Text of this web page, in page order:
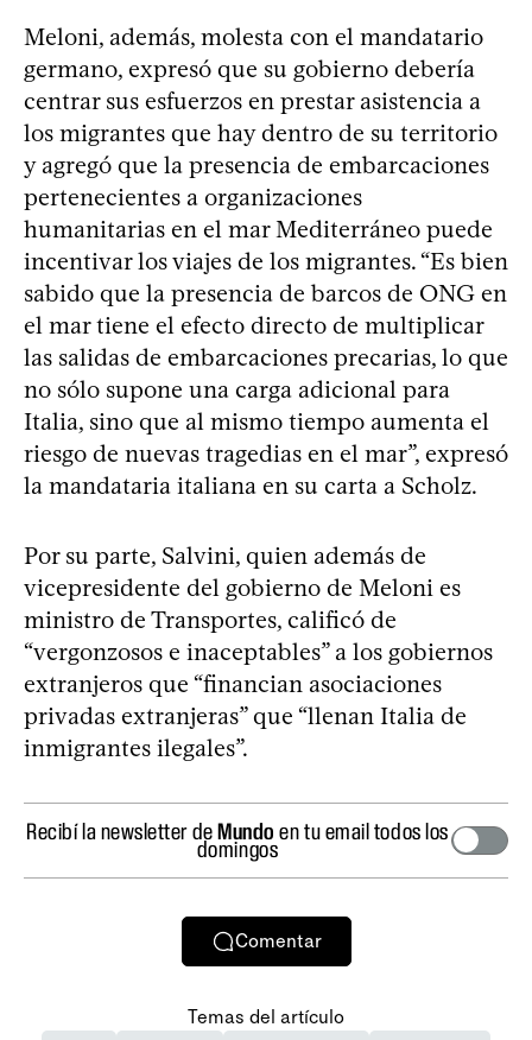
Meloni, además, molesta con el mandatario
germano, expresó que su gobierno debería
centrar sus esfuerzos en prestar asistencia a
los migrantes que hay dentro de su territorio
y agregó que la presencia de embarcaciones
pertenecientes a organizaciones
humanitarias en el mar Mediterráneo puede
incentivar los viajes de los migrantes. “Es bien
sabido que la presencia de barcos de ONG en
el mar tiene el efecto directo de multiplicar
las salidas de embarcaciones precarias, lo que
no sólo supone una carga adicional para
Italia, sino que al mismo tiempo aumenta el
riesgo de nuevas tragedias en el mar”, expresó
la mandataria italiana en su carta a Scholz.
Por su parte, Salvini, quien además de
vicepresidente del gobierno de Meloni es
ministro de Transportes, calificó de
“vergonzosos e inaceptables” a los gobiernos
extranjeros que “financian asociaciones
privadas extranjeras” que “llenan Italia de
inmigrantes ilegales”.
Recibí la newsletter deMundo en tu email todos los
domingos
Comentar
Temas del artículo